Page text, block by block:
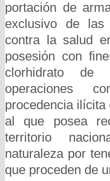
portación de
exclusivo de las
contra la salud
posesión con
clorhidrato de
operaciones
procedencia
al que posea
territorio
naturaleza por
que proceden de